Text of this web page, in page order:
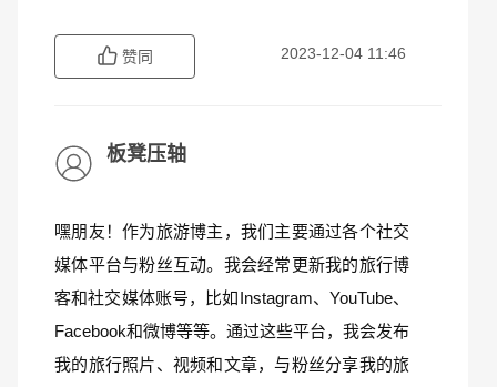
赞同 2023-12-04 11:46
板凳压轴
嘿朋友！作为旅游博主，我们主要通过各个社交
媒体平台与粉丝互动。我会经常更新我的旅行博
客和社交媒体账号，比如Instagram、YouTube、
Facebook和微博等等。通过这些平台，我会发布
我的旅行照片、视频和文章，与粉丝分享我的旅